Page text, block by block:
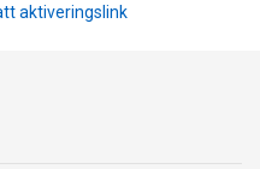
aktiveringslink